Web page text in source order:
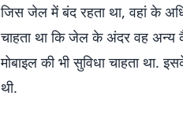
जिस जेल में बंद रहता था, वहां के
चाहता था कि जेल के अंदर वह अन्य
मोबाइल की भी सुविधा चाहता था.
थी.